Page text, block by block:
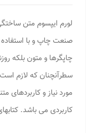
لورم ایپسوم متن
صنعت چاپ و با
چاپگرها و متون بلکه
سطرآنچنان که لازم
مورد نیاز و کاربردهای
کاربردی می باشد.